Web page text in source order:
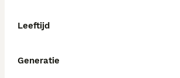
Leeftijd
Generatie